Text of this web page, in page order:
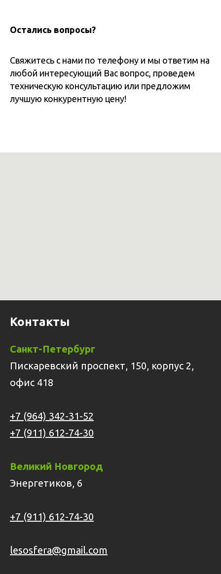
Остались вопросы?
Свяжитесь с нами по телефону и мы ответим на
любой интересующий Вас вопрос, проведем
техническую консультацию или предложим
лучшую конкурентную цену!
Контакты
Санкт-Петербург
Пискаревский проспект, 150, корпус 2,
офис 418
+7 (964) 342-31-52
+7 (911) 612-74-30
Великий Новгород
Энергетиков, 6
+7 (911) 612-74-30
lesosfera@gmail.com